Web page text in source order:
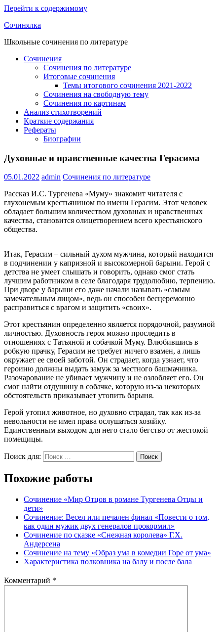
Перейти к содержимому
Сочинялка
Школьные сочинения по литературе
Сочинения
Сочинения по литературе
Итоговые сочинения
Темы итогового сочинения 2021-2022
Сочинения на свободную тему
Сочинения по картинам
Анализ стихотворений
Краткие содержания
Рефераты
Биографии
Духовные и нравственные качества Герасима
05.01.2022 admin Сочинения по литературе
Рассказ И.С. Тургенева «Муму» знакомит читателя с
глухонемым крестьянином по имени Герасим. Этот человек
обладает большим количеством духовных и нравственных
качества, становится олицетворением всего крестьянского
общества.
Итак, Герасим – сильный духом мужчина, который находится
в подчинении у капризной и высокомерной барыни. Герой с
детства не умеет слышать и говорить, однако смог стать
лучшим работником в селе благодаря трудолюбию, терпению.
При дворе у барыни его даже начали называть «самым
замечательным лицом», ведь он способен бесцеремонно
расправиться с врагом и защитить «своих».
Этот крестьянин определенно является порядочной, разумной
личностью. Духовность героя можно проследить в
отношениях с Татьяной и собачкой Муму. Влюбившись в
робкую прачку, Герасим не требует ничего взамен, а лишь
окружает ее своей заботой. Он страдает, когда узнает, что
героиню должны выдать замуж за местного башмачника.
Разочарование не убивает мужчину и не озлобляет его. Он
смог найти отдушину в собачке, которую из-за некоторых
обстоятельств приказывает утопить барыня.
Герой утопил животное, но духовно страдал, так как из-за
невольности не имел права ослушаться хозяйку.
Единственным выходом для него стало бегство от жестокой
помещицы.
Поиск для: Поиск
Похожие работы
Сочинение «Мир Отцов в романе Тургенева Отцы и
дети»
Сочинение: Весел или печален финал «Повести о том,
как один мужик двух генералов прокормил»
Сочинение по сказке «Снежная королева» Г.Х.
Андерсена
Сочинение на тему «Образ ума в комедии Горе от ума»
Характеристика полковника на балу и после бала
Комментарий *